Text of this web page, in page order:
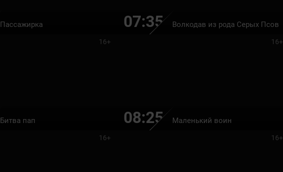
Пассажирка 07:35 Волкодав из рода Серых Псов
16+
Битва пап
16+
08:25 Маленький воин
16+ 16+